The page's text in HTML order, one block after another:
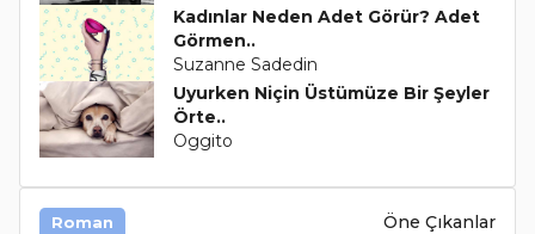
Kadınlar Neden Adet Görür? Adet
Görmen..
Suzanne Sadedin
Uyurken Niçin Üstümüze Bir Şeyler
Örte..
Oggito
Roman Öne Çıkanlar